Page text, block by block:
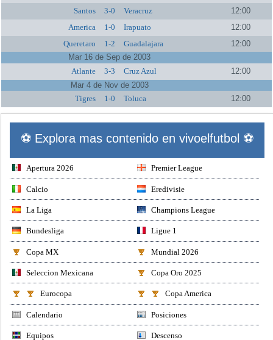
Santos
3-0 Veracruz
12:00
America
1-0 Irapuato
12:00
Queretaro
1-2 Guadalajara
12:00
Mar 16 de Sep de 2003
Atlante
3-3 Cruz Azul
12:00
Mar 4 de Nov de 2003
Tigres
1-0 Toluca 12:00
⚽ Explora mas contenido en vivoelfutbol ⚽
Apertura 2026 Premier League
Calcio Eredivisie
La Liga Champions League
Bundesliga Ligue 1
Copa MX Mundial 2026
Seleccion Mexicana Copa Oro 2025
Eurocopa Copa America
Calendario Posiciones
Equipos Descenso